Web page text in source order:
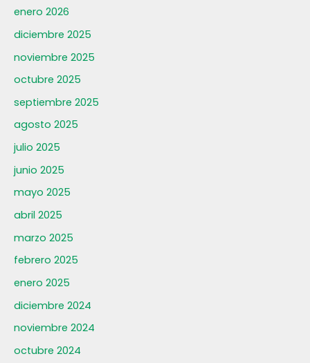
enero 2026
diciembre 2025
noviembre 2025
octubre 2025
septiembre 2025
agosto 2025
julio 2025
junio 2025
mayo 2025
abril 2025
marzo 2025
febrero 2025
enero 2025
diciembre 2024
noviembre 2024
octubre 2024